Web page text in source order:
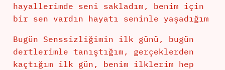
hayallerimde seni sakladım, benim için
bir sen vardın hayatı seninle yaşadığım
Bugün Senssizliğimin ilk günü, bugün
dertlerimle tanıştığım, gerçeklerden
kaçtığım ilk gün, benim ilklerim hep